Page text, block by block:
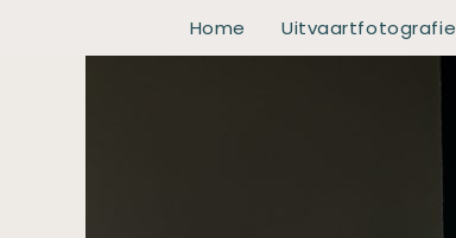
Home Uitvaartfotografie